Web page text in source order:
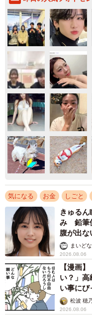
気になる お金 しごと
きゅる
み 鉛筆
腹が出
まいど
2026.08.06
【漫画
い？」高
い事に
松波 穂
2026.08.06